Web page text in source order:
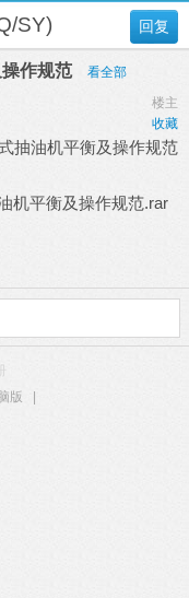
回复
SY)
作规范 看全部
楼主
收藏
抽油机平衡及操作规范
机平衡及操作规范.rar
版